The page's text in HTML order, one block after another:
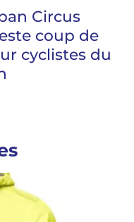
Circus
coup de
cyclistes du